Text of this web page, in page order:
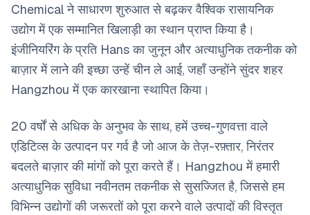
Chemical ने साधारण शुरुआत से बढ़कर वैश्विक रासायनिक
उद्योग में एक सम्मानित खिलाड़ी का स्थान प्राप्त किया है।
इंजीनियरिंग के प्रति Hans का जुनून और अत्याधुनिक तकनीक को
बाज़ार में लाने की इच्छा उन्हें चीन ले आई, जहाँ उन्होंने सुंदर शहर
Hangzhou में एक कारखाना स्थापित किया।
20 वर्षों से अधिक के अनुभव के साथ, हमें उच्च-गुणवत्ता वाले
एडिटिव्स के उत्पादन पर गर्व है जो आज के तेज़-रफ़्तार, निरंतर
बदलते बाज़ार की मांगों को पूरा करते हैं। Hangzhou में हमारी
अत्याधुनिक सुविधा नवीनतम तकनीक से सुसज्जित है, जिससे हम
विभिन्न उद्योगों की जरूरतों को पूरा करने वाले उत्पादों की विस्तृत